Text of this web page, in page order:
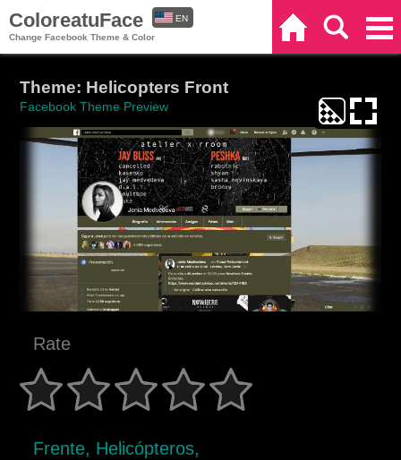
ColoreatuFace
Change Facebook Theme & Color
EN
Theme: Helicopters Front
Facebook Theme Preview
Rate
Frente, Helicópteros,